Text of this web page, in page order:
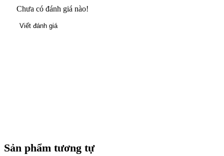
Chưa có đánh giá nào!
Viết đánh giá
Sản phẩm tương tự